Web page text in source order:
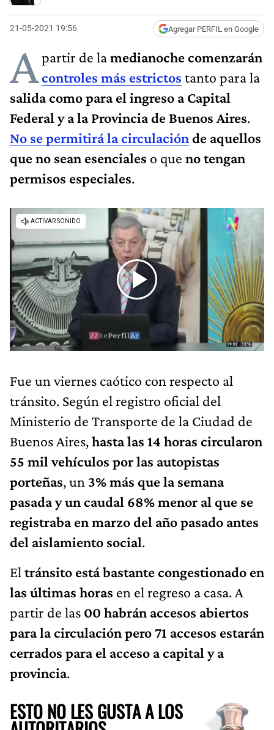
21-05-2021 19:56 Agregar PERFIL en Google
Apartir de lamedianoche comenzarán
controles más estrictos tanto para la
salida como para el ingreso a Capital
Federal y a la Provincia de Buenos Aires.
No se permitirá la circulaciónde aquellos
que no sean esenciales o que no tengan
permisos especiales.
Fue un viernes caótico con respecto al
tránsito. Según el registro oficial del
Ministerio de Transporte de la Ciudad de
Buenos Aires,hasta las 14 horas circularon
55 mil vehículos por las autopistas
porteñas, un 3% más que la semana
pasada y un caudal 68% menor al que se
registraba en marzo del año pasado antes
del aislamiento social.
El tránsito está bastante congestionado en
las últimas horas en el regreso a casa. A
partir de las 00 habrán accesos abiertos
para la circulación pero 71 accesos estarán
cerrados para el acceso a capital y a
provincia.
ESTO NO LES GUSTA A LOS